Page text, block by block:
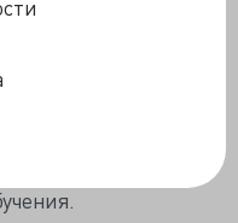
медицинских
листа
обучился только
на практике других
все